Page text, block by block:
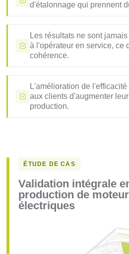
d'étalonnage qui prennent
Les résultats ne sont
à l'opérateur en service, ce
cohérence.
L'amélioration de
aux clients d'augmenter
production.
ÉTUDE DE CAS
Validation intégrale
production de
électriques